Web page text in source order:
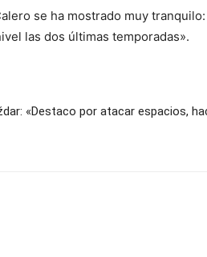
se ha mostrado muy
las dos últimas temporadas».
«Destaco por atacar espacios,